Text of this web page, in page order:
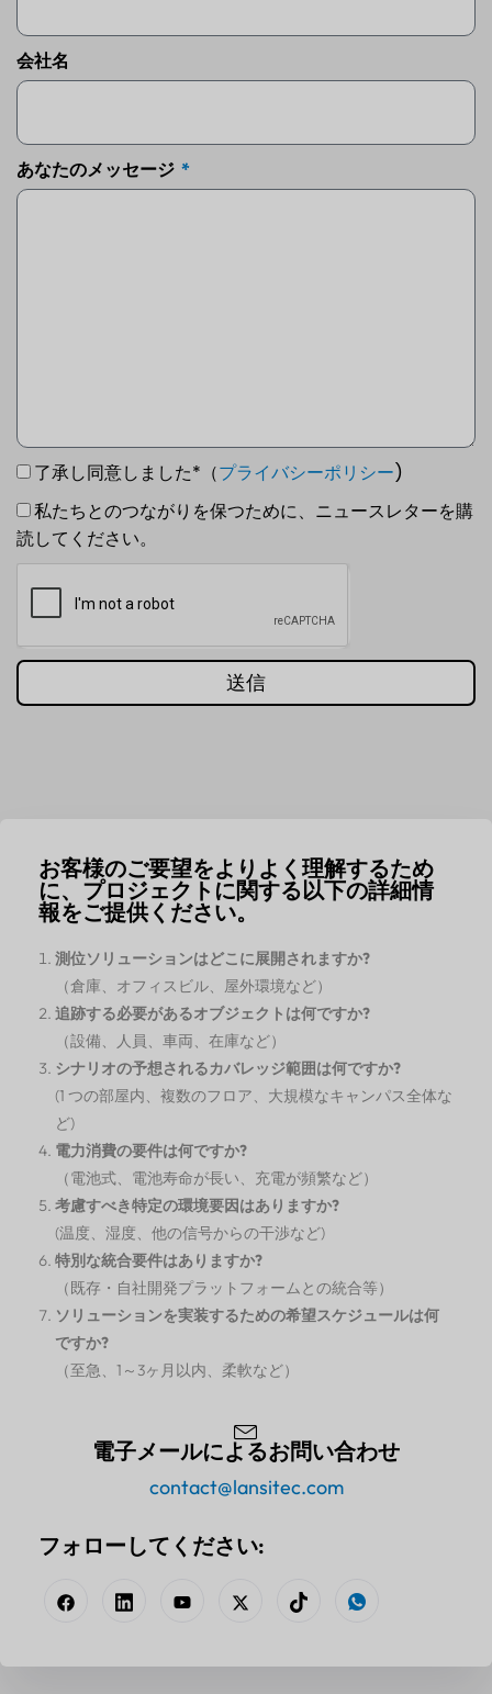
会社名
あなたのメッセージ
了承し同意しました*（プライバシーポリシー)
私たちとのつながりを保つために、ニュースレターを購
読してください。
送信
お客様のご要望をよりよく理解するため
に、プロジェクトに関する以下の詳細情
報をご提供ください。
測位ソリューションはどこに展開されますか?
（倉庫、オフィスビル、屋外環境など）
追跡する必要があるオブジェクトは何ですか?
（設備、人員、車両、在庫など）
シナリオの予想されるカバレッジ範囲は何ですか?
(1 つの部屋内、複数のフロア、大規模なキャンパス全体な
ど)
電力消費の要件は何ですか?
（電池式、電池寿命が長い、充電が頻繁など）
考慮すべき特定の環境要因はありますか?
(温度、湿度、他の信号からの干渉など)
特別な統合要件はありますか?
（既存・自社開発プラットフォームとの統合等）
ソリューションを実装するための希望スケジュールは何
ですか?
（至急、1～3ヶ月以内、柔軟など）
電子メールによるお問い合わせ
contact@lansitec.com
フォローしてください: